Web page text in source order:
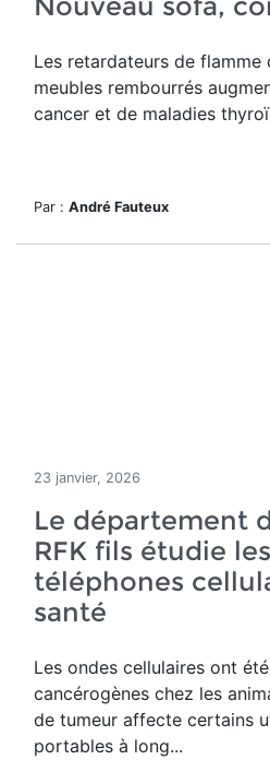
Les retardateurs de flamme
meubles rembourrés
cancer et de maladies
Par : André Fauteux
23 janvier, 2026
Le département
RFK fils étudie
téléphones
santé
Les ondes cellulaires ont
cancérogènes chez les
de tumeur affecte certains
portables à long...